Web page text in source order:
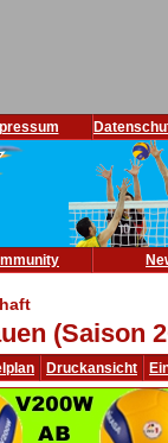
(Saison
Druckansicht